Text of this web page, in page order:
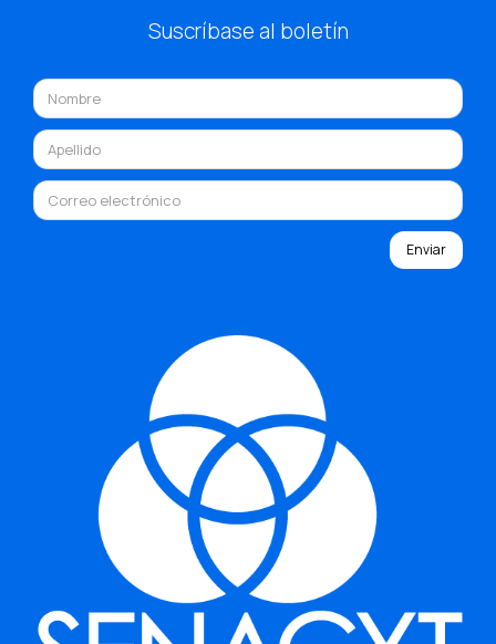
Suscríbase al boletín
Enviar